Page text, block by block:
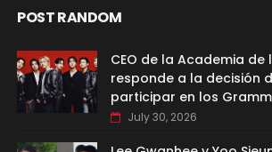
POST RANDOM
CEO de la Academia
responde a la decisión
participar en los
July 30, 2026